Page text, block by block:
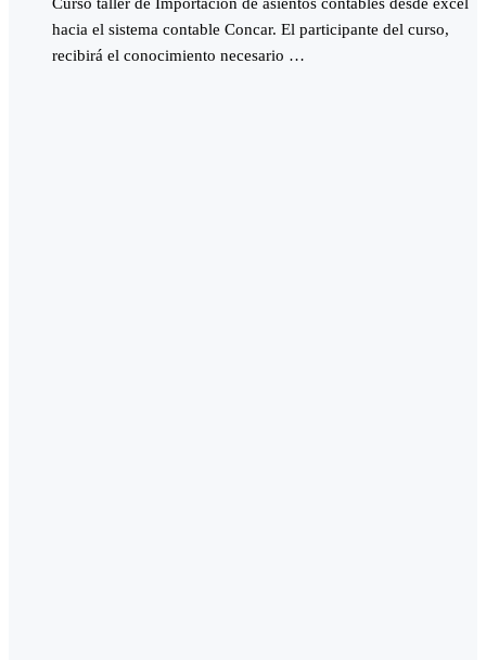
hacia el sistema contable Concar. El participante del curso,
recibirá el conocimiento necesario …